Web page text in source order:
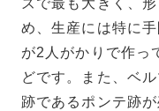
ズで最も大きく、
め、生産には特に
が2人がかりで作っ
どです。また、ベ
跡であるポンテ跡